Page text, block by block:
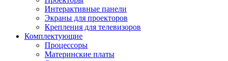
Интерактивные панели
Экраны для проекторов
Крепления для телевизоров
Комплектующие
Процессоры
Материнские платы